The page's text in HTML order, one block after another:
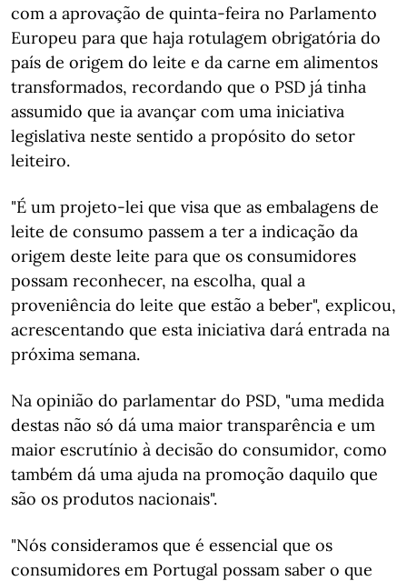
com a aprovação de quinta-feira no Parlamento
Europeu para que haja rotulagem obrigatória do
país de origem do leite e da carne em alimentos
transformados, recordando que o PSD já tinha
assumido que ia avançar com uma iniciativa
legislativa neste sentido a propósito do setor
leiteiro.
"É um projeto-lei que visa que as embalagens de
leite de consumo passem a ter a indicação da
origem deste leite para que os consumidores
possam reconhecer, na escolha, qual a
proveniência do leite que estão a beber", explicou,
acrescentando que esta iniciativa dará entrada na
próxima semana.
Na opinião do parlamentar do PSD, "uma medida
destas não só dá uma maior transparência e um
maior escrutínio à decisão do consumidor, como
também dá uma ajuda na promoção daquilo que
são os produtos nacionais".
"Nós consideramos que é essencial que os
consumidores em Portugal possam saber o que